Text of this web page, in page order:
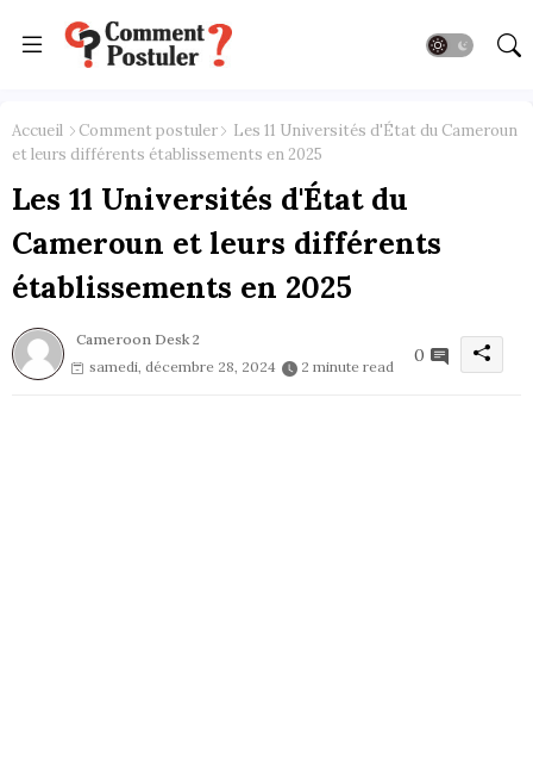
Accueil Comment postuler
Les 11 Universités d'État du Cameroun
et leurs différents établissements en 2025
Les 11 Universités d'État du
Cameroun et leurs différents
établissements en 2025
Cameroon Desk 2
samedi, décembre 28, 2024
2 minute read
0